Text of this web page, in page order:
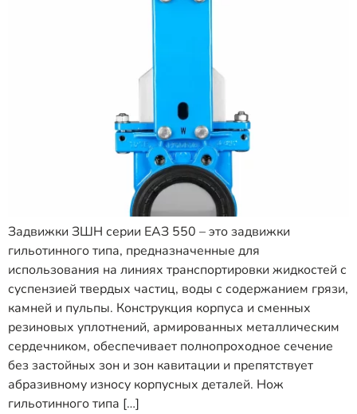
Задвижки ЗШН серии ЕАЗ 550 – это задвижки
гильотинного типа, предназначенные для
использования на линиях транспортировки жидкостей с
суспензией твердых частиц, воды с содержанием грязи,
камней и пульпы. Конструкция корпуса и сменных
резиновых уплотнений, армированных металлическим
сердечником, обеспечивает полнопроходное сечение
без застойных зон и зон кавитации и препятствует
абразивному износу корпусных деталей. Нож
гильотинного типа […]